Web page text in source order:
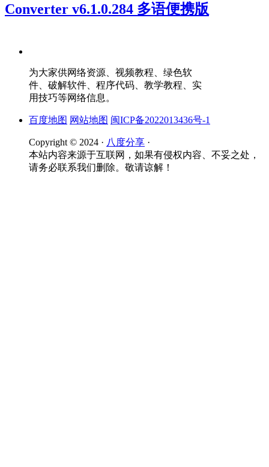
Converter v6.1.0.284 多语便携版
为大家供网络资源、视频教程、绿色软
件、破解软件、程序代码、教学教程、实
用技巧等网络信息。
百度地图 网站地图 闽ICP备2022013436号-1
Copyright © 2024 · 八度分享 ·
本站内容来源于互联网，如果有侵权内容、不妥之处，
请务必联系我们删除。敬请谅解！